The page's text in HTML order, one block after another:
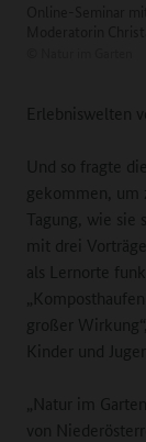
Erlebniswelten
Und so fragte
gekommen, um
Tagung, wie sie
mit drei
als Lernorte
großer
Kinder und
„Natur im
von